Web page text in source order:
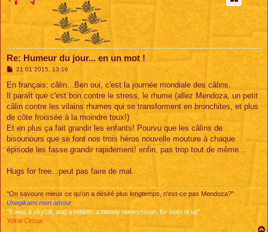
Re: Humeur du jour... en un mot !
M
s
a
g
21 01 2015, 13:16
En français: câlin...Ben oui, c'est la journée mondiale des câlins.
Il paraît que c'est bon contre le stress, le rhume (allez Mendoza, un petit
câlin contre les vilains rhumes qui se transforment en bronchites, et plus
de côte froissée à la moindre toux!)
Et en plus ça fait grandir les enfants! Pourvu que les câlins de
bisounours que se font nos trois héros nouvelle mouture à chaque
épisode les fasse grandir rapidement! enfin, pas trop tout de même...
Hugs for free...peut pas faire de mal.
"On savoure mieux ce qu'on a désiré plus longtemps, n'est-ce pas Mendoza?"
Unagikami mon amour
"It was a skyfall, and a rebirth, a bloody honeymoon, for both of us"
Yokai Circus